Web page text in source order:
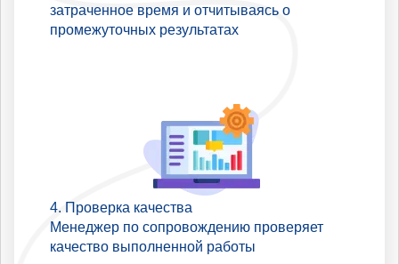
затраченное время и отчитываясь о
промежуточных результатах
Проверка качества
Менеджер по сопровождению проверяет
качество выполненной работы